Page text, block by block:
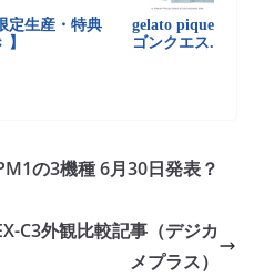
の3機種 6月30日発表？
C3外観比較記事（デジカ
メプラス）